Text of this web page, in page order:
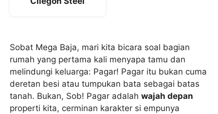
Sobat Mega Baja, mari kita bicara soal bagian
rumah yang pertama kali menyapa tamu dan
melindungi keluarga: Pagar! Pagar itu bukan cuma
deretan besi atau tumpukan bata sebagai batas
tanah. Bukan, Sob! Pagar adalah wajah depan
properti kita, cerminan karakter si empunya